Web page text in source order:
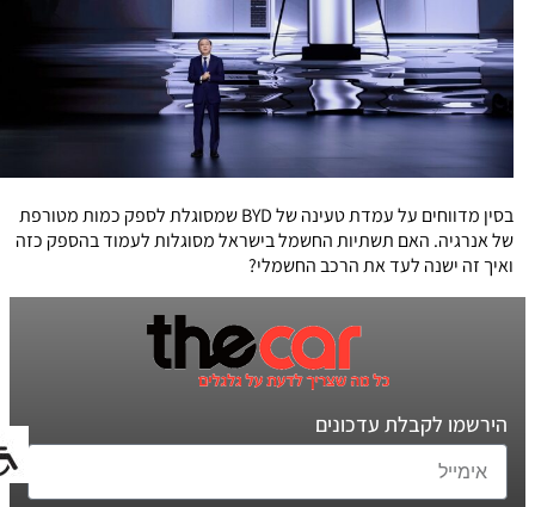
בסין מדווחים על עמדת טעינה של BYD שמסוגלת לספק כמות מטורפת
של אנרגיה. האם תשתיות החשמל בישראל מסוגלות לעמוד בהספק כזה
ואיך זה ישנה לעד את הרכב החשמלי?
הירשמו לקבלת עדכונים